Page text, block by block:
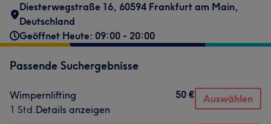
Diesterwegstraße 16, 60594 Frankfurt am Main,
Deutschland
Geöffnet Heute: 09:00 - 20:00
Passende Suchergebnisse
Wimpernlifting
1 Std.Details anzeigen
50 € Auswählen